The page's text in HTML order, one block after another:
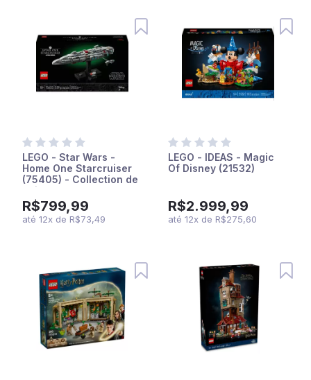
LEGO - Star Wars -
Home One Starcruiser
(75405) - Collection de
Vaisseaux
R$799,99
até12x de R$73,49
LEGO - IDEAS - Magic
Of Disney (21532)
R$2.999,99
até 12xde R$275,60